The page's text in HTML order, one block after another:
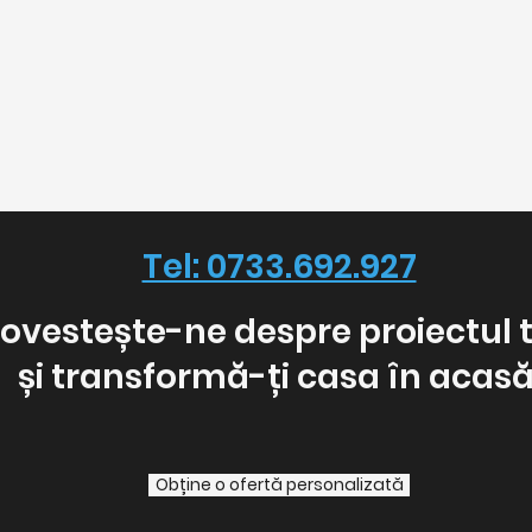
Tel: 0733.692.927
ne despre proiectul
și transformă-ți casa în
Obține o ofertă personalizată